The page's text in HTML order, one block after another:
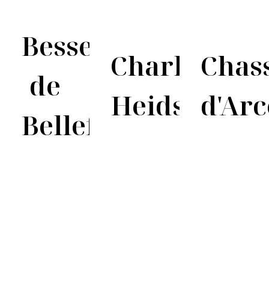
Besserat
de
Bellefon
Charles
Heidsieck